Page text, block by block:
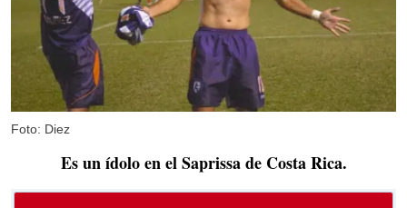
Foto: Diez
Es un ídolo en el Saprissa de Costa Rica.